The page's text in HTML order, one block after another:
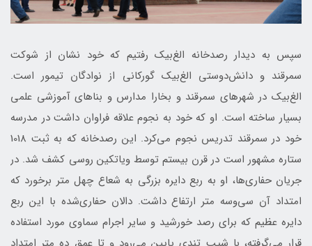
سپس به دیدار رصدخانه الغ‌بیک رفتیم که خود نشان از شوکت
سمرقند و دانش‌دوستی الغ‌بیک گورکانی از نوادگان تیمور است.
الغ‌بیک در شهرهای سمرقند و بخارا مدارس و بناهای آموزشی علمی
بسیار ساخته است. او که خود به نجوم علاقه فراوان داشت در مدرسه
خود در سمرقند تدریس نجوم می‌کرد. این رصدخانه که به ثبت 1018
ستاره مشهور است در قرن بیستم توسط ویاتکین روسی کشف شد. در
جریان حفاری‌ها، او به ربع دایره بزرگی به شعاع چهل متر برخورد که
امتداد آن سی‌وسه متر ارتفاع داشت. دالان حفاری‌شده با این ربع
دایره عظیم که برای رصد خورشید و سایر اجرام سماوی مورد استفاده